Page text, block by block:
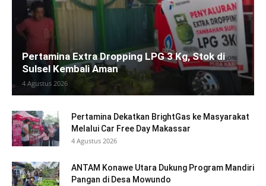
Pertamina Extra Dropping LPG 3 Kg, Stok di
Sulsel Kembali Aman
4 Agustus 2026
Pertamina Dekatkan BrightGas ke Masyarakat
Melalui Car Free Day Makassar
4 Agustus 2026
ANTAM Konawe Utara Dukung Program Mandiri
Pangan di Desa Mowundo